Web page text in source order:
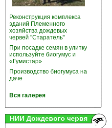
Реконструкция комплекса
зданий Племенного
хозяйства дождевых
червей "Старатель"
При посадке семян в улитку
используйте биогумус и
«Гумистар»
Производство биогумуса на
даче
Вся галерея
НИИ Дождевого червя